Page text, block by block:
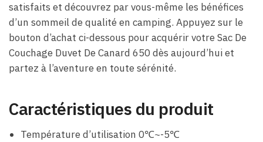
satisfaits et découvrez par vous-même les bénéfices
d’un sommeil de qualité en camping. Appuyez sur le
bouton d’achat ci-dessous pour acquérir votre Sac De
Couchage Duvet De Canard 650 dès aujourd’hui et
partez à l’aventure en toute sérénité.
Caractéristiques du produit
Température d’utilisation 0℃~-5℃